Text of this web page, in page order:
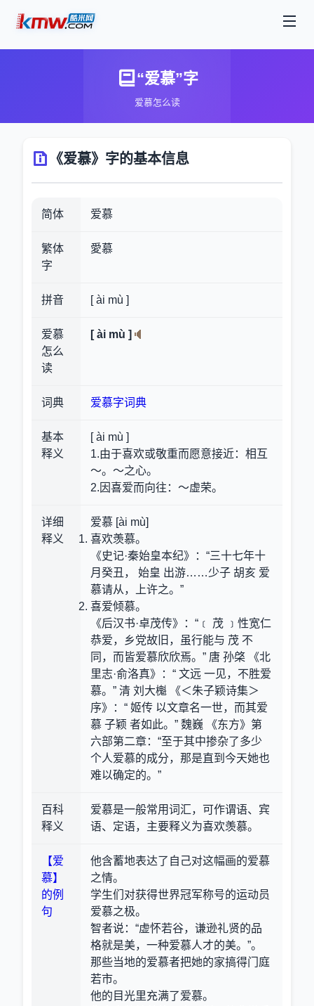
“爱慕”字
爱慕怎么读
《爱慕》字的基本信息
简体 爱慕
繁体
字
愛慕
拼音 [ ài mù ]
爱慕
怎么
读
[ ài mù ]
词典 爱慕字词典
基本
释义
[ ài mù ]
1.由于喜欢或敬重而愿意接近：相互
～。～之心。
2.因喜爱而向往：～虚荣。
详细
释义
爱慕 [ài mù]
喜欢羡慕。
《史记·秦始皇本纪》：“三十七年十
月癸丑， 始皇 出游……少子 胡亥 爱
慕请从，上许之。”
喜爱倾慕。
《后汉书·卓茂传》：“﹝ 茂 ﹞性宽仁
恭爱，乡党故旧，虽行能与 茂 不
同，而皆爱慕欣欣焉。” 唐 孙棨 《北
里志·俞洛真》：“ 文远 一见，不胜爱
慕。” 清 刘大櫆 《＜朱子颖诗集＞
序》：“ 姬传 以文章名一世，而其爱
慕 子颖 者如此。” 魏巍 《东方》第
六部第二章：“至于其中掺杂了多少
个人爱慕的成分，那是直到今天她也
难以确定的。”
百科
释义
爱慕是一般常用词汇，可作谓语、宾
语、定语，主要释义为喜欢羡慕。
【爱
慕】
的例
句
他含蓄地表达了自己对这幅画的爱慕
之情。
学生们对获得世界冠军称号的运动员
爱慕之极。
智者说：“虚怀若谷，谦逊礼贤的品
格就是美，一种爱慕人才的美。”。
那些当地的爱慕者把她的家搞得门庭
若市。
他的目光里充满了爱慕。